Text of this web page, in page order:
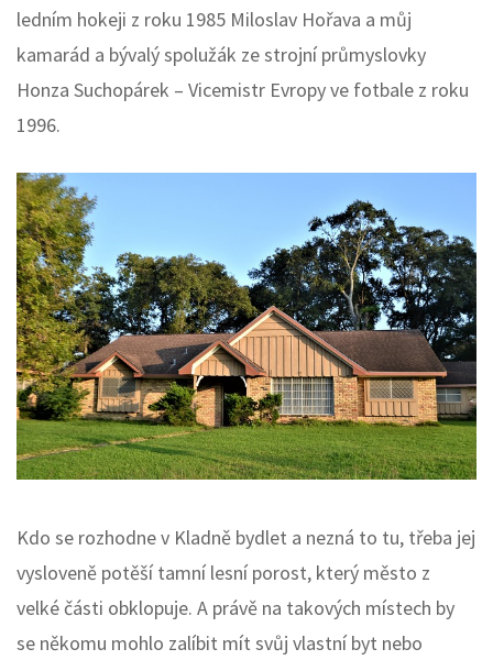
ledním hokeji z roku 1985 Miloslav Hořava a můj
kamarád a bývalý spolužák ze strojní průmyslovky
Honza Suchopárek – Vicemistr Evropy ve fotbale z roku
1996.
Kdo se rozhodne v Kladně bydlet a nezná to tu, třeba jej
vysloveně potěší tamní lesní porost, který město z
velké části obklopuje. A právě na takových místech by
se někomu mohlo zalíbit mít svůj vlastní byt nebo